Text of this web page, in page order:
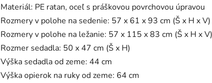
Materiál: PE ratan, oceľ s práškovou povrchovou úpravou
Rozmery v polohe na sedenie: 57 x 61 x 93 cm (Š x H x V)
Rozmery v polohe na ležanie: 57 x 115 x 83 cm (Š x H x V)
Rozmer sedadla: 50 x 47 cm (Š x H)
Výška sedadla od zeme: 44 cm
Výška opierok na ruky od zeme: 64 cm